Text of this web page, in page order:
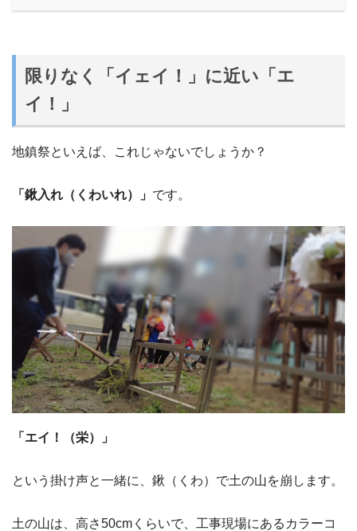
限りなく「イェイ！」に近い「エ
イ！」
地鎮祭といえば、これじゃないでしょうか？
「鍬入れ（くわいれ）」 です。
「エイ！（栄）」
という掛け声と一緒に、鍬（くわ）で土の山を崩します。
土の山は、高さ50cmくらいで、工事現場にあるカラーコ